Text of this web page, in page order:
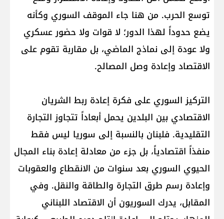
توسع الحرب. من هنا جاء الموقف السوري وكأنه
يضع حدوداً لهذا الدور؛ لا قوات ولا حضور عسكري
ولا عودة إلى نماذج الماضي، بل مقاربة تقوم على
الاقتصاد وإعادة وصل المصالح.
التركيز السوري على فكرة إعادة ربط الشريان
الاقتصادي بين البلدين يحمل أبعاداً تتجاوز التجارة
التقليدية. فلبنان بالنسبة إلى سوريا ليس فقط
منفذاً اقتصادياً، بل جزء من معادلة إعادة بناء المجال
الحيوي السوري بعد سنوات من الانقطاع والعقوبات
وإعادة رسم طرق التجارة والطاقة والنقل. وفي
المقابل، يدرك السوريون أن الاقتصاد اللبناني